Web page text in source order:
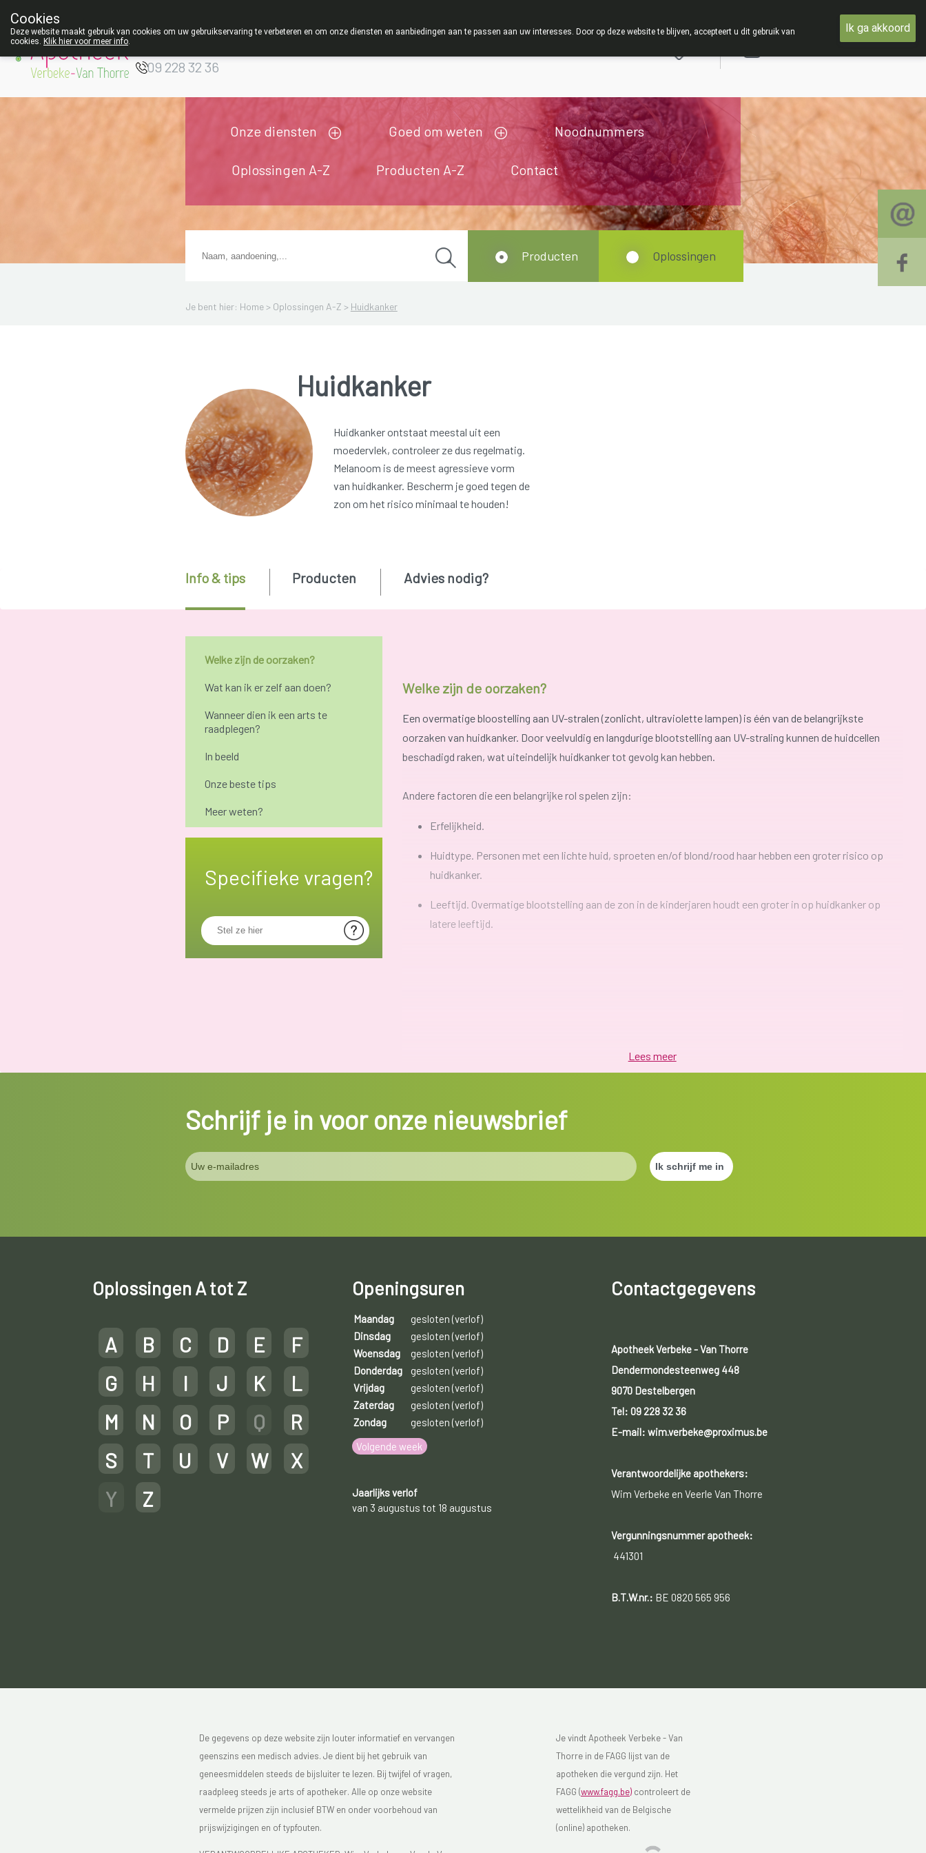
Apotheek Verbeke
- Van Thorre
09 228 32 36
Onze diensten Goed om weten Noodnummers
Oplossingen A-Z Producten A-Z Contact
Je bent hier: Home > Oplossingen A-Z > Huidkanker
Producten Oplossingen
Huidkanker
Huidkanker ontstaat meestal uit een
moedervlek, controleer ze dus regelmatig.
Melanoom is de meest agressieve vorm
van huidkanker. Bescherm je goed tegen de
zon om het risico minimaal te houden!
Welke zijn de oorzaken?
Wat kan ik er zelf aan doen?
Wanneer dien ik een arts te
raadplegen?
In beeld
Onze beste tips
Meer weten?
Specifieke vragen?
Info & tips Producten Advies nodig?
Welke zijn de oorzaken?
Een overmatige bloostelling aan UV-stralen (zonlicht, ultraviolette lampen) is één van de belangrijkste
oorzaken van huidkanker. Door veelvuldig en langdurige blootstelling aan UV-straling kunnen de huidcellen
beschadigd raken, wat uiteindelijk huidkanker tot gevolg kan hebben.
Andere factoren die een belangrijke rol spelen zijn:
Erfelijkheid.
Huidtype. Personen met een lichte huid, sproeten en/of blond/rood haar hebben een groter risico op
huidkanker.
Leeftijd. Overmatige blootstelling aan de zon in de kinderjaren houdt een groter in op huidkanker op
latere leeftijd.
Lees meer
Schrijf je in voor onze nieuwsbrief
Oplossingen A tot Z
A B C D E
F
G
H I J K
L
M
N O P Q
R
S
T U V W
X
Y
Z
Openingsuren
Maandag
gesloten (verlof)
Dinsdag
gesloten (verlof)
Woensdag
gesloten (verlof)
Donderdag
gesloten (verlof)
Vrijdag
gesloten (verlof)
Zaterdag
gesloten (verlof)
Zondag
gesloten (verlof)
Volgende week
Jaarlijks verlof
van 3 augustus tot 18 augustus
Contactgegevens
Apotheek Verbeke - Van Thorre
Dendermondesteenweg 448
9070 Destelbergen
Tel: 09 228 32 36
E-mail: wim.verbeke@proximus.be
Verantwoordelijke apothekers:
Wim Verbeke en Veerle Van Thorre
Vergunningsnummer apotheek:
441301
B.T.W.nr.: BE 0820 565 956
De gegevens op deze website zijn louter informatief en vervangen
geenszins een medisch advies. Je dient bij het gebruik van
geneesmiddelen steeds de bijsluiter te lezen. Bij twijfel of vragen,
raadpleeg steeds je arts of apotheker. Alle op onze website
vermelde prijzen zijn inclusief BTW en onder voorbehoud van
prijswijzigingen en of typfouten.
Je vindt Apotheek Verbeke - Van
Thorre in de FAGG lijst van de
apotheken die vergund zijn. Het
FAGG (www.fagg.be)controleert de
wettelikheid van de Belgische
(online) apotheken.
Cookies
Deze website maakt gebruik van cookies om uw gebruikservaring te verbeteren en om onze diensten en aanbiedingen aan te passen aan uw interesses. Door op deze website te blijven, accepteert u dit gebruik van
cookies. Klik hier voor meer info.
Ik ga akkoord